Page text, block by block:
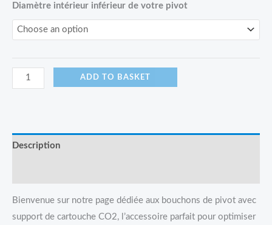
Diamètre intérieur inférieur de votre pivot
ADD TO BASKET
Description
Bienvenue sur notre page dédiée aux bouchons de pivot avec
support de cartouche CO2, l’accessoire parfait pour optimiser